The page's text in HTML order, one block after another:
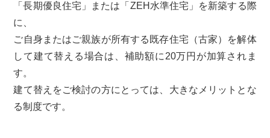
「長期優良住宅」または「ZEH水準住宅」を新築する際
に、
ご自身またはご親族が所有する既存住宅（古家）を解体
して建て替える場合は、補助額に20万円が加算されま
す。
建て替えをご検討の方にとっては、大きなメリットとな
る制度です。